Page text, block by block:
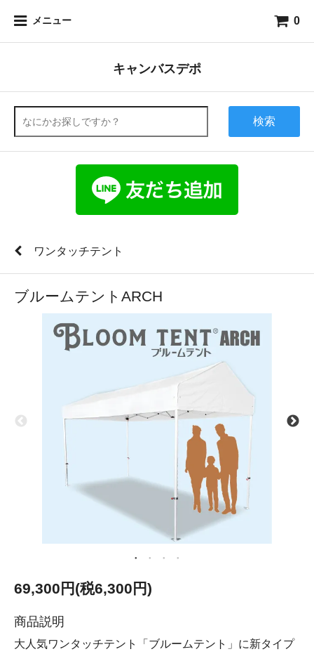
メニュー 0
キャンバスデポ
検索
ワンタッチテント
ブルームテントARCH
69,300円(税6,300円)
商品説明
大人気ワンタッチテント「ブルームテント」に新タイプ